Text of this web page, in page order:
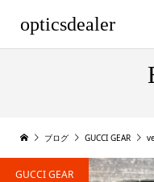
opticsdealer
ブログ GUCCI GEAR
GUCCI GEAR